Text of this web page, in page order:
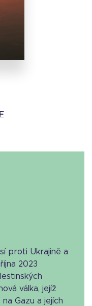
proti Ukrajině a
2023
válka, jejíž
Gazu a jejích